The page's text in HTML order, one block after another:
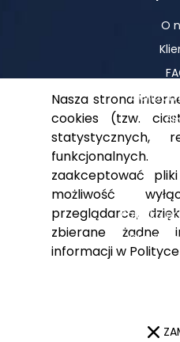
O
Polityka
Dla
Nasza strona
cookies (tzw.
statystycznych,
zaakceptować
możliwość
przeglądarce,
zbierane żadne
informacji w